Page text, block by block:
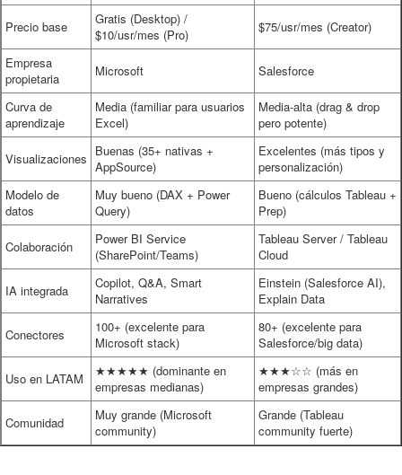
Precio base
Gratis (Desktop) /
$10/usr/mes (Pro)
$75/usr/mes (Creator)
Empresa
propietaria
Microsoft Salesforce
Curva de
aprendizaje
Media (familiar para usuarios
Excel)
Media-alta (drag & drop
pero potente)
Visualizaciones Buenas (35+ nativas +
AppSource)
Excelentes (más tipos y
personalización)
Modelo de
datos
Muy bueno (DAX + Power
Query)
Bueno (cálculos Tableau +
Prep)
Colaboración
Power BI Service
(SharePoint/Teams)
Tableau Server / Tableau
Cloud
IA integrada
Copilot, Q&A, Smart
Narratives
Einstein (Salesforce AI),
Explain Data
Conectores
100+ (excelente para
Microsoft stack)
80+ (excelente para
Salesforce/big data)
Uso en LATAM
★★★★★ (dominante en
empresas medianas)
★★★☆☆ (más en
empresas grandes)
Comunidad
Muy grande (Microsoft
community)
Grande (Tableau
community fuerte)